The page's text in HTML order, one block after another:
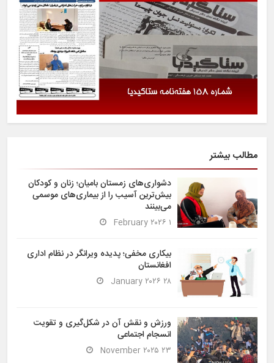
مطالب بیشتر
دشواری‌های زمستان بامیان؛ زنان و کودکان
بیش‌ترین آسیب را از بیماری‌های موسمی
می‌بینند
۱ February ۲۰۲۶
بیکاری مخفی؛ پدیده ویرانگر در نظام اداری
افغانستان
۲۸ January ۲۰۲۶
ورزش و نقش آن در شکل‌گیری و تقویت
انسجام اجتماعی
۲۳ November ۲۰۲۵